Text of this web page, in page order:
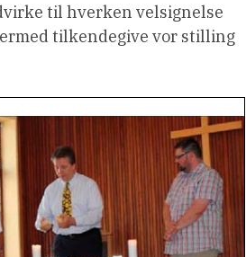
til hverken velsignelse
tilkendegive vor stilling